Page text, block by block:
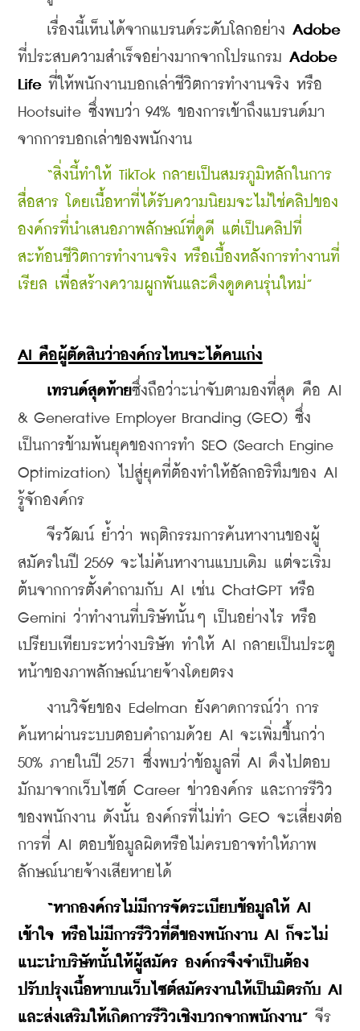
เรื่องนี้เห็นได้จากแบรนด์ระดับโลกอย่าง Adobe
ที่ประสบความสำเร็จอย่างมากจากโปรแกรม Adobe
Life ที่ให้พนักงานบอกเล่าชีวิตการทำงานจริง หรือ
Hootsuite ซึ่งพบว่า 94% ของการเข้าถึงแบรนด์มา
จากการบอกเล่าของพนักงาน
“สิ่งนี้ทำให้ TikTok กลายเป็นสมรภูมิหลักในการ
สื่อสาร โดยเนื้อหาที่ได้รับความนิยมจะไม่ใช่คลิปของ
องค์กรที่นำเสนอภาพลักษณ์ที่ดูดี แต่เป็นคลิปที่
สะท้อนชีวิตการทำงานจริง หรือเบื้องหลังการทำงานที่
เรียล เพื่อสร้างความผูกพันและดึงดูดคนรุ่นใหม่”
AI คือผู้ตัดสินว่าองค์กรไหนจะได้คนเก่ง
เทรนด์สุดท้ายซึ่งถือว่าะน่าจับตามองที่สุด คือ AI
& Generative Employer Branding (GEO) ซึ่ง
เป็นการข้ามพ้นยุคของการทำ SEO (Search Engine
Optimization) ไปสู่ยุคที่ต้องทำให้อัลกอริทึมของ AI
รู้จักองค์กร
จีรวัฒน์ ย้ำว่า พฤติกรรมการค้นหางานของผู้
สมัครในปี 2569 จะไม่ค้นหางานแบบเดิม แต่จะเริ่ม
ต้นจากการตั้งคำถามกับ AI เช่น ChatGPT หรือ
Gemini ว่าทำงานที่บริษัทนั้นๆ เป็นอย่างไร หรือ
เปรียบเทียบระหว่างบริษัท ทำให้ AI กลายเป็นประตู
หน้าของภาพลักษณ์นายจ้างโดยตรง
งานวิจัยของ Edelman ยังคาดการณ์ว่า การ
ค้นหาผ่านระบบตอบคำถามด้วย AI จะเพิ่มขึ้นกว่า
50% ภายในปี 2571 ซึ่งพบว่าข้อมูลที่ AI ดึงไปตอบ
มักมาจากเว็บไซต์ Career ข่าวองค์กร และการรีวิว
ของพนักงาน ดังนั้น องค์กรที่ไม่ทำ GEO จะเสี่ยงต่อ
การที่ AI ตอบข้อมูลผิดหรือไม่ครบอาจทำให้ภาพ
ลักษณ์นายจ้างเสียหายได้
“หากองค์กรไม่มีการจัดระเบียบข้อมูลให้ AI
เข้าใจ หรือไม่มีการรีวิวที่ดีของพนักงาน AI ก็จะไม่
แนะนำบริษัทนั้นให้ผู้สมัคร องค์กรจึงจำเป็นต้อง
ปรับปรุงเนื้อหาบนเว็บไซต์สมัครงานให้เป็นมิตรกับ AI
และส่งเสริมให้เกิดการรีวิวเชิงบวกจากพนักงาน” จีร